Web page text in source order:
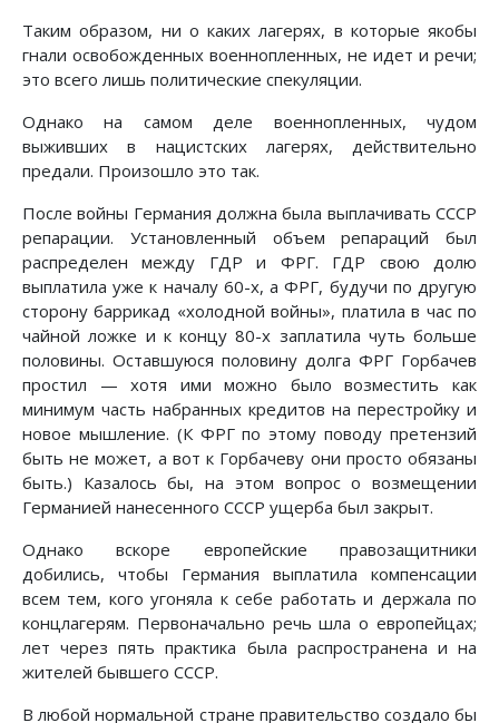
Таким образом, ни о каких лагерях, в которые якобы
гнали освобожденных военнопленных, не идет и речи;
это всего лишь политические спекуляции.
Однако на самом деле военнопленных, чудом
выживших в нацистских лагерях, действительно
предали. Произошло это так.
После войны Германия должна была выплачивать СССР
репарации. Установленный объем репараций был
распределен между ГДР и ФРГ. ГДР свою долю
выплатила уже к началу 60-х, а ФРГ, будучи по другую
сторону баррикад «холодной войны», платила в час по
чайной ложке и к концу 80-х заплатила чуть больше
половины. Оставшуюся половину долга ФРГ Горбачев
простил — хотя ими можно было возместить как
минимум часть набранных кредитов на перестройку и
новое мышление. (К ФРГ по этому поводу претензий
быть не может, а вот к Горбачеву они просто обязаны
быть.) Казалось бы, на этом вопрос о возмещении
Германией нанесенного СССР ущерба был закрыт.
Однако вскоре европейские правозащитники
добились, чтобы Германия выплатила компенсации
всем тем, кого угоняла к себе работать и держала по
концлагерям. Первоначально речь шла о европейцах;
лет через пять практика была распространена и на
жителей бывшего СССР.
В любой нормальной стране правительство создало бы